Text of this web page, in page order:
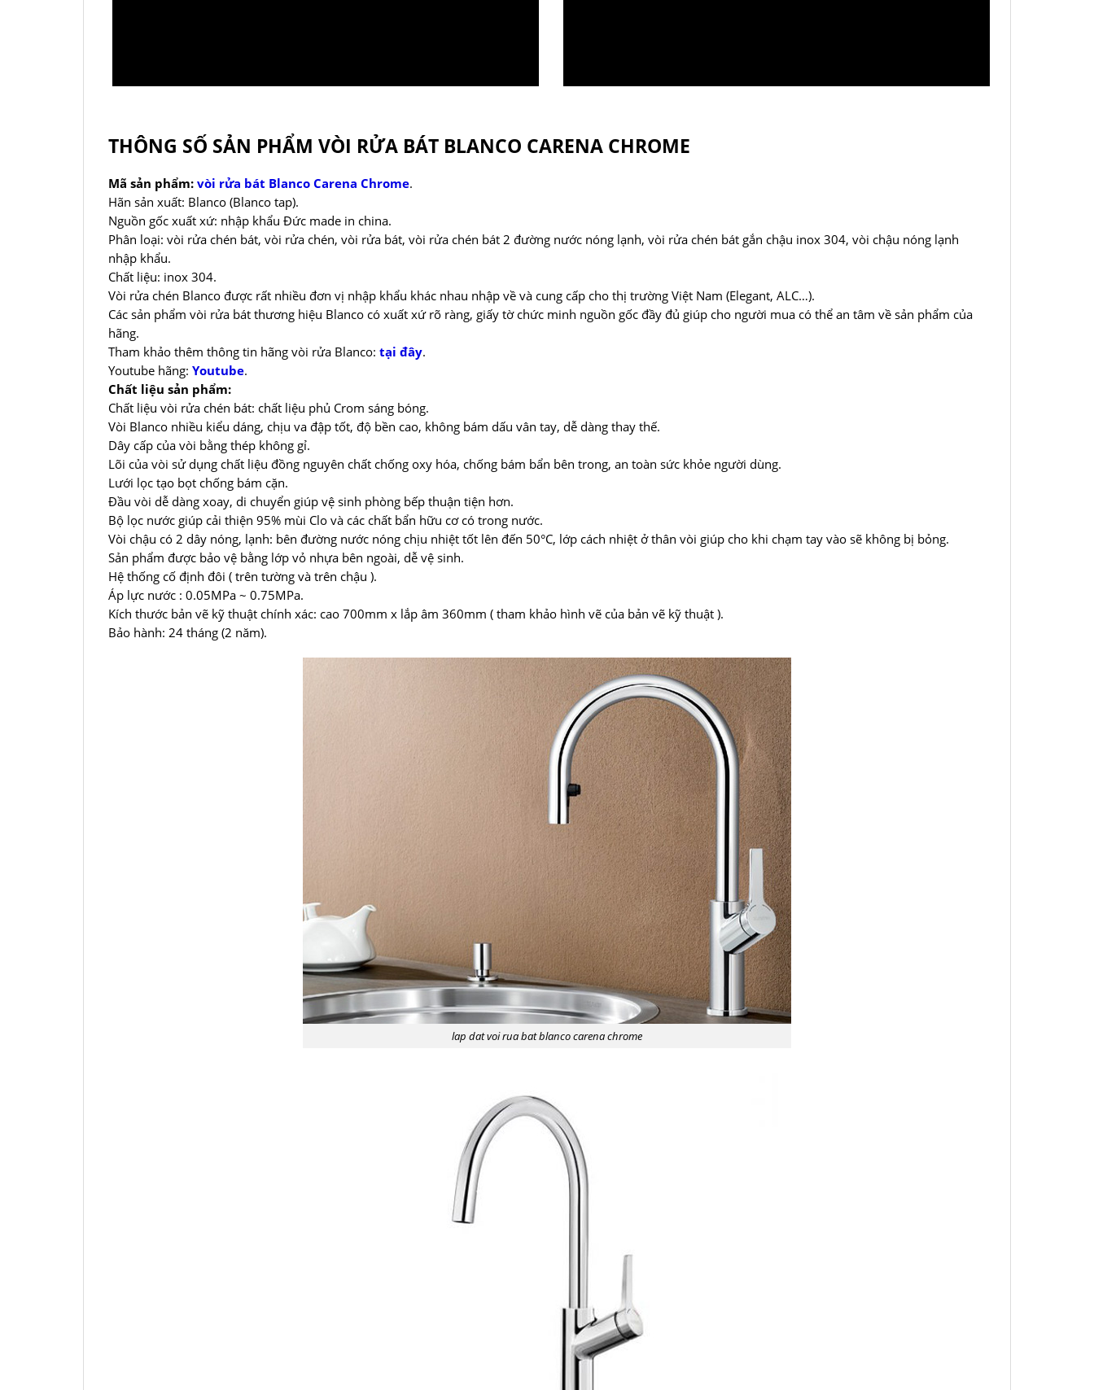
THÔNG SỐ SẢN PHẨM VÒI RỬA BÁT BLANCO CARENA CHROME
Mã sản phẩm: vòi rửa bát Blanco Carena Chrome.
Hãn sản xuất: Blanco (Blanco tap).
Nguồn gốc xuất xứ: nhập khẩu Đức made in china.
Phân loại: vòi rửa chén bát, vòi rửa chén, vòi rửa bát, vòi rửa chén bát 2 đường nước nóng lạnh, vòi rửa chén bát gắn chậu inox 304, vòi chậu nóng lạnh
nhập khẩu.
Chất liệu: inox 304.
Vòi rửa chén Blanco được rất nhiều đơn vị nhập khẩu khác nhau nhập về và cung cấp cho thị trường Việt Nam (Elegant, ALC…).
Các sản phẩm vòi rửa bát thương hiệu Blanco có xuất xứ rõ ràng, giấy tờ chức minh nguồn gốc đầy đủ giúp cho người mua có thể an tâm về sản phẩm của
hãng.
Tham khảo thêm thông tin hãng vòi rửa Blanco: tại đây.
Youtube hãng: Youtube.
Chất liệu sản phẩm:
Chất liệu vòi rửa chén bát: chất liệu phủ Crom sáng bóng.
Vòi Blanco nhiều kiểu dáng, chịu va đập tốt, độ bền cao, không bám dấu vân tay, dễ dàng thay thế.
Dây cấp của vòi bằng thép không gỉ.
Lõi của vòi sử dụng chất liệu đồng nguyên chất chống oxy hóa, chống bám bẩn bên trong, an toàn sức khỏe người dùng.
Lưới lọc tạo bọt chống bám cặn.
Đầu vòi dễ dàng xoay, di chuyển giúp vệ sinh phòng bếp thuận tiện hơn.
Bộ lọc nước giúp cải thiện 95% mùi Clo và các chất bẩn hữu cơ có trong nước.
Vòi chậu có 2 dây nóng, lạnh: bên đường nước nóng chịu nhiệt tốt lên đến 50°C, lớp cách nhiệt ở thân vòi giúp cho khi chạm tay vào sẽ không bị bỏng.
Sản phẩm được bảo vệ bằng lớp vỏ nhựa bên ngoài, dễ vệ sinh.
Hệ thống cố định đôi ( trên tường và trên chậu ).
Áp lực nước : 0.05MPa ~ 0.75MPa.
Kích thước bản vẽ kỹ thuật chính xác: cao 700mm x lắp âm 360mm ( tham khảo hình vẽ của bản vẽ kỹ thuật ).
Bảo hành: 24 tháng (2 năm).
lap dat voi rua bat blanco carena chrome